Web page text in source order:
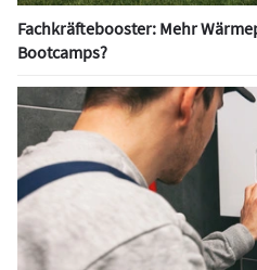
Fachkräftebooster: Mehr
Bootcamps?